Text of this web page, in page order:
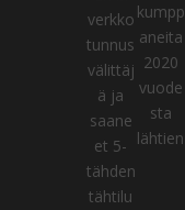
verkko
tunnus
välittäj
ä ja
saane
et 5-
tähden
tähtilu
kumpp
aneita
2020
vuode
sta
lähtien